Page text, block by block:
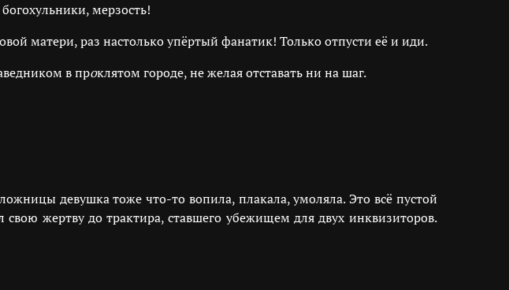
мерзость!
матери, раз настолько упёртый фанатик! Только отпусти её и иди.
в проклятом городе, не желая отставать ни на шаг.
девушка тоже что-то вопила, плакала, умоляла. Это всё пустой
жертву до трактира, ставшего убежищем для двух инквизиторов.